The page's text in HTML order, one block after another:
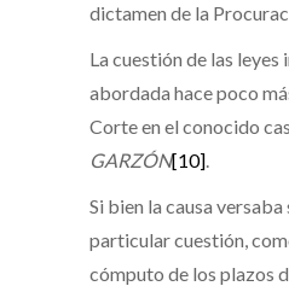
dictamen de la
La cuestión de las
abordada hace poco
Corte en el conocido
GARZÓN[10].
Si bien la causa
particular cuestión,
cómputo de los plazos